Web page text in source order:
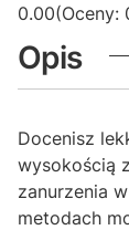
0.00(Oceny:
Opis
Docenisz
wysokością
zanurzenia
metodach